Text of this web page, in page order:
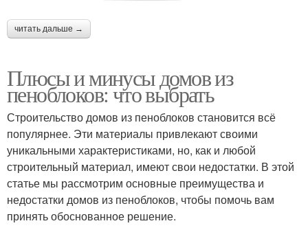
читать дальше →
Плюсы и минусы домов из
пеноблоков: что выбрать
Строительство домов из пеноблоков становится всё
популярнее. Эти материалы привлекают своими
уникальными характеристиками, но, как и любой
строительный материал, имеют свои недостатки. В этой
статье мы рассмотрим основные преимущества и
недостатки домов из пеноблоков, чтобы помочь вам
принять обоснованное решение.